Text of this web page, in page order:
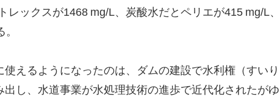
レックスが1468 mg/L、炭酸水だとペリエが415 mg/L、
えるようになったのは、ダムの建設で水利権（すいり
し、水道事業が水処理技術の進歩で近代化されたがゆ